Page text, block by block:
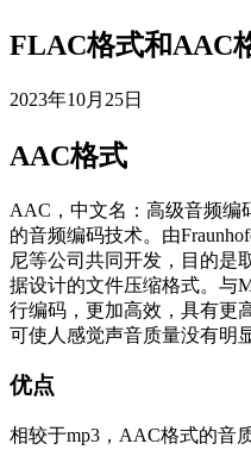
FLAC格式和AAC
2023年10月25日
AAC格式
AAC，中文名：高级音频编
的音频编码技术。由
尼等公司共同开发，目的是
据设计的文件压缩格式。与
行编码，更加高效，具有更
可使人感觉声音质量没有明
优点
相较于mp3，AAC格式的音